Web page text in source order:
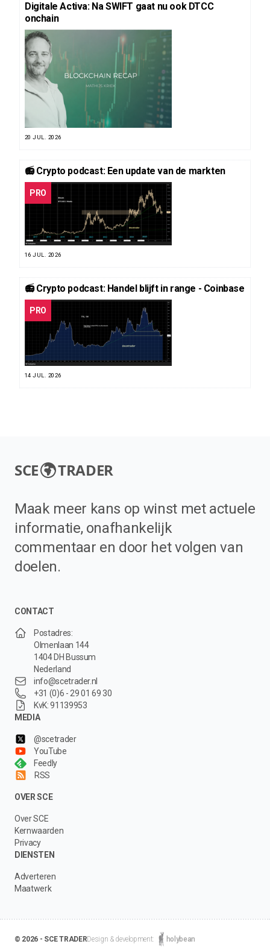
Digitale Activa: Na SWIFT gaat nu ook DTCC
onchain
20 JUL. 2026
📻 Crypto podcast: Een update van de markten
PRO
16 JUL. 2026
📻 Crypto podcast: Handel blijft in range - Coinbase
PRO
14 JUL. 2026
SCE TRADER
Maak meer kans op winst met actuele
informatie, onafhankelijk
commentaar en door het volgen van
doelen.
CONTACT
Postadres:
Olmenlaan 144
1404 DH Bussum
Nederland
info@scetrader.nl
+31 (0)6 - 29 01 69 30
KvK: 91139953
MEDIA
@scetrader
YouTube
Feedly
RSS
OVER SCE
Over SCE
Kernwaarden
Privacy
DIENSTEN
Adverteren
Maatwerk
© 2026 - SCE TRADERDesign & development: holybean